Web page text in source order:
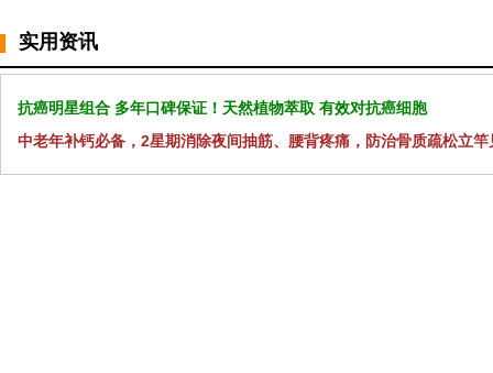
实用资讯
抗癌明星组合 多年口碑保证！天然植物萃取 有效对抗癌细胞
中老年补钙必备，2星期消除夜间抽筋、腰背疼痛，防治骨质疏松立竿